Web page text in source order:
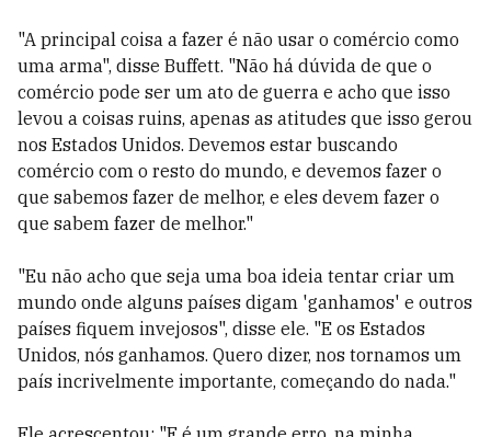
"A principal coisa a fazer é não usar o comércio como
uma arma", disse Buffett. "Não há dúvida de que o
comércio pode ser um ato de guerra e acho que isso
levou a coisas ruins, apenas as atitudes que isso gerou
nos Estados Unidos. Devemos estar buscando
comércio com o resto do mundo, e devemos fazer o
que sabemos fazer de melhor, e eles devem fazer o
que sabem fazer de melhor."
"Eu não acho que seja uma boa ideia tentar criar um
mundo onde alguns países digam 'ganhamos' e outros
países fiquem invejosos", disse ele. "E os Estados
Unidos, nós ganhamos. Quero dizer, nos tornamos um
país incrivelmente importante, começando do nada."